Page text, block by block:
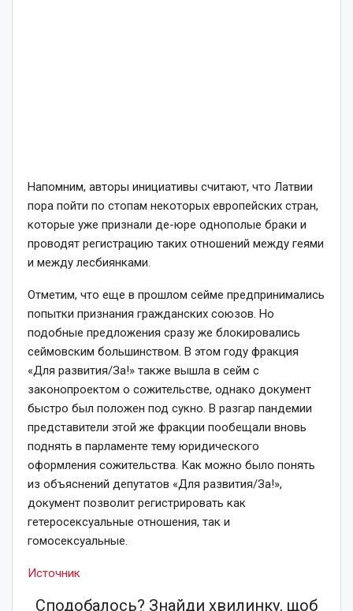
Напомним, авторы инициативы считают, что Латвии
пора пойти по стопам некоторых европейских стран,
которые уже признали де-юре однополые браки и
проводят регистрацию таких отношений между геями
и между лесбиянками.
Отметим, что еще в прошлом сейме предпринимались
попытки признания гражданских союзов. Но
подобные предложения сразу же блокировались
сеймовским большинством. В этом году фракция
«Для развития/За!» также вышла в сейм с
законопроектом о сожительстве, однако документ
быстро был положен под сукно. В разгар пандемии
представители этой же фракции пообещали вновь
поднять в парламенте тему юридического
оформления сожительства. Как можно было понять
из объяснений депутатов «Для развития/За!»,
документ позволит регистрировать как
гетеросексуальные отношения, так и
гомосексуальные.
Источник
Сподобалось? Знайди хвилинку, щоб